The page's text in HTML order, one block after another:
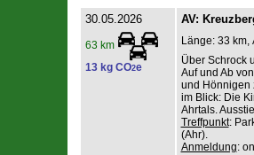
30.05.2026
63 km
13 kg CO2e
AV:
Länge: 33 km,
Über Schrock
Auf und Ab
und Hönnigen
im Blick: Die
Ahrtals.
Treffpunkt:
(Ahr).
Anmeldung: